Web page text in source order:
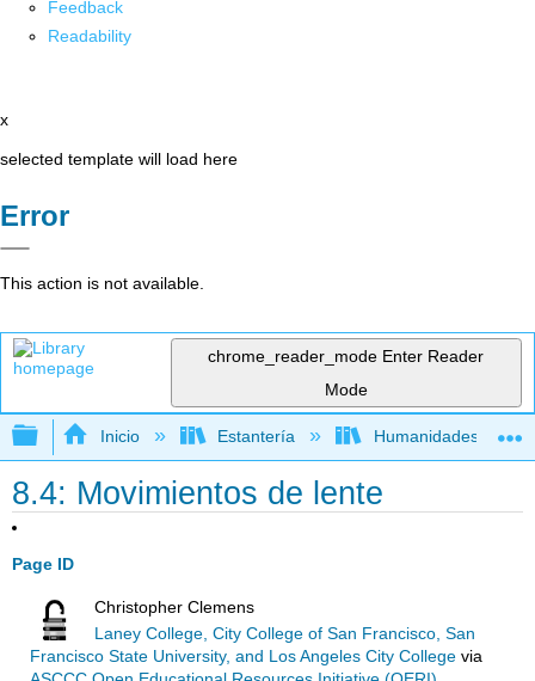
Feedback
Readability
x
selected template will load here
Error
This action is not available.
chrome_reader_mode Enter Reader
Mode
Expandir/contraer jerarquía global
Inicio Estantería Humanidades
8.4: Movimientos de lente
Page ID
Christopher Clemens
Laney College, City College of San Francisco, San
Francisco State University, and Los Angeles City Collegevia